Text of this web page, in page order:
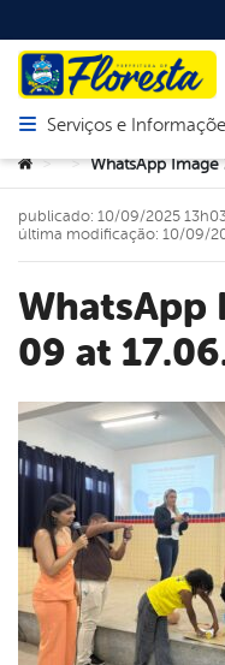
Abrir menu principal de
Serviços e
Você está aqui:
> > WhatsApp
WhatsApp Image 2025-09-
09 at
publicado: 10/09/2025
última modificação: 10/09/